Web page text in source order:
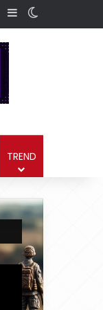
Rastgele Haber
Kenar Bölmesi
TREND